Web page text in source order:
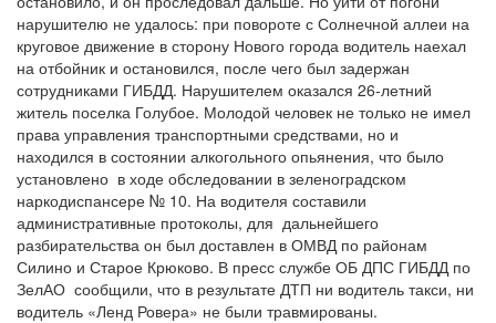
нарушителю не удалось: при повороте с Солнечной аллеи на
круговое движение в сторону Нового города водитель наехал
на отбойник и остановился, после чего был задержан
сотрудниками ГИБДД. Нарушителем оказался 26-летний
житель поселка Голубое. Молодой человек не только не имел
права управления транспортными средствами, но и
находился в состоянии алкогольного опьянения, что было
установлено в ходе обследовании в зеленоградском
наркодиспансере № 10. На водителя составили
административные протоколы, для дальнейшего
разбирательства он был доставлен в ОМВД по районам
Силино и Старое Крюково. В пресс службе ОБ ДПС ГИБДД по
ЗелАО сообщили, что в результате ДТП ни водитель такси, ни
водитель «Ленд Ровера» не были травмированы.